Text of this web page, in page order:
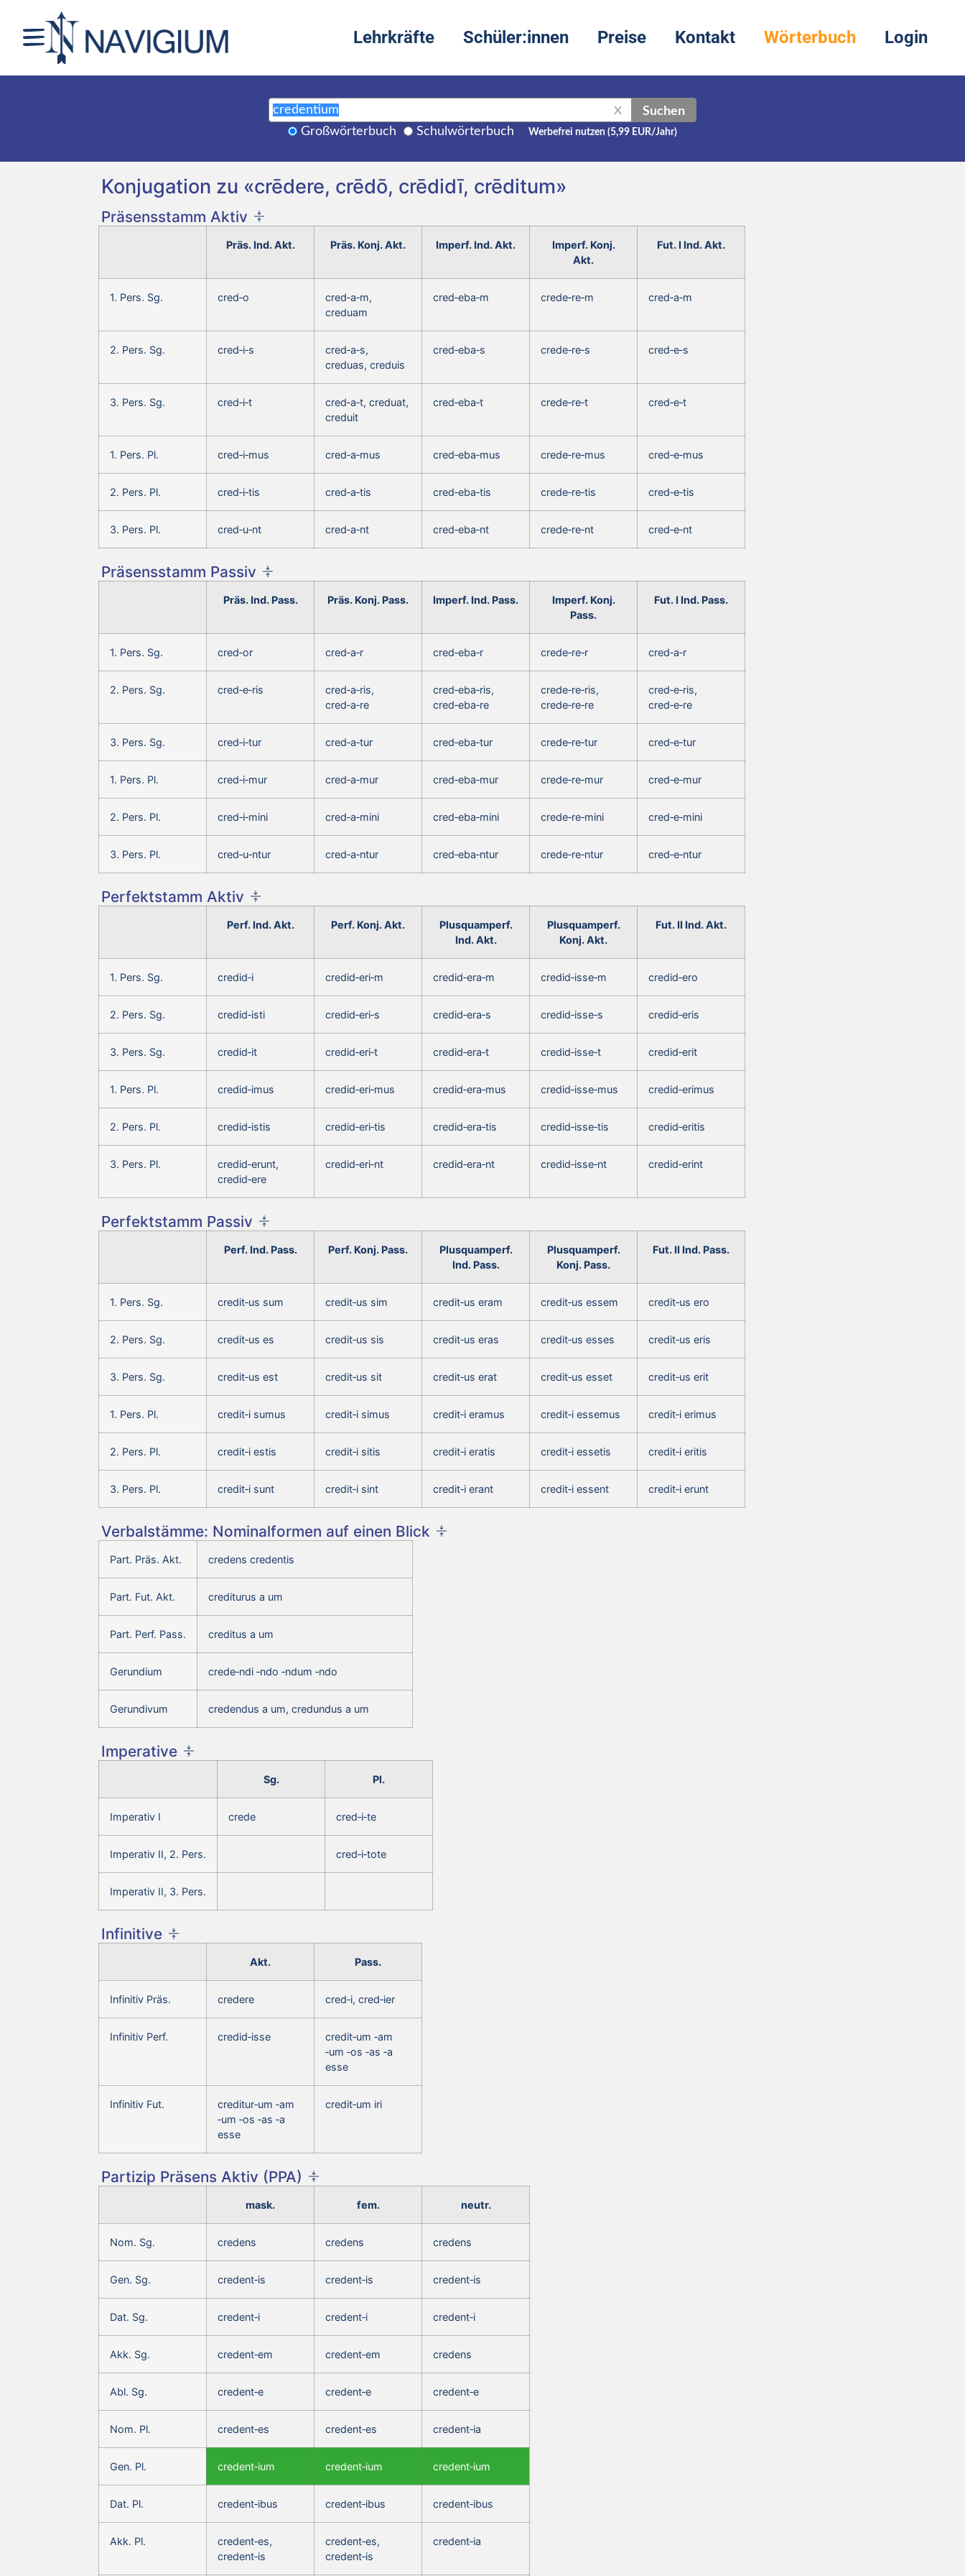
Lehrkräfte Schüler:innen Preise Kontakt Wörterbuch Login
X Suchen
Großwörterbuch Schulwörterbuch Werbefrei nutzen (5,99 EUR/Jahr)
Konjugation zu «crēdere, crēdō, crēdidī, crēditum»
Präsensstamm Aktiv
Präs. Ind. Akt. Präs. Konj. Akt. Imperf. Ind. Akt.
Imperf. Konj.
Akt.
Fut. I Ind. Akt.
1. Pers. Sg. cred‑o
cred‑a‑m,
creduam
cred‑eba‑m crede‑re‑m cred‑a‑m
2. Pers. Sg. cred‑i‑s
cred‑a‑s,
creduas, creduis
cred‑eba‑s crede‑re‑s cred‑e‑s
3. Pers. Sg. cred‑i‑t
cred‑a‑t, creduat,
creduit
cred‑eba‑t crede‑re‑t cred‑e‑t
1. Pers. Pl. cred‑i‑mus cred‑a‑mus cred‑eba‑mus crede‑re‑mus cred‑e‑mus
2. Pers. Pl. cred‑i‑tis cred‑a‑tis cred‑eba‑tis crede‑re‑tis cred‑e‑tis
3. Pers. Pl. cred‑u‑nt cred‑a‑nt cred‑eba‑nt crede‑re‑nt cred‑e‑nt
Präsensstamm Passiv
Präs. Ind. Pass. Präs. Konj. Pass. Imperf. Ind. Pass.
Imperf. Konj.
Pass.
Fut. I Ind. Pass.
1. Pers. Sg. cred‑or cred‑a‑r cred‑eba‑r crede‑re‑r cred‑a‑r
2. Pers. Sg. cred‑e‑ris
cred‑a‑ris,
cred‑a‑re
cred‑eba‑ris,
cred‑eba‑re
crede‑re‑ris,
crede‑re‑re
cred‑e‑ris,
cred‑e‑re
3. Pers. Sg. cred‑i‑tur cred‑a‑tur cred‑eba‑tur crede‑re‑tur cred‑e‑tur
1. Pers. Pl. cred‑i‑mur cred‑a‑mur cred‑eba‑mur crede‑re‑mur cred‑e‑mur
2. Pers. Pl. cred‑i‑mini cred‑a‑mini cred‑eba‑mini crede‑re‑mini cred‑e‑mini
3. Pers. Pl. cred‑u‑ntur cred‑a‑ntur cred‑eba‑ntur crede‑re‑ntur cred‑e‑ntur
Perfektstamm Aktiv
Perf. Ind. Akt. Perf. Konj. Akt.
Plusquamperf.
Ind. Akt.
Plusquamperf.
Konj. Akt.
Fut. II Ind. Akt.
1. Pers. Sg. credid‑i credid‑eri‑m credid‑era‑m credid‑isse‑m credid‑ero
2. Pers. Sg. credid‑isti credid‑eri‑s credid‑era‑s credid‑isse‑s credid‑eris
3. Pers. Sg. credid‑it credid‑eri‑t credid‑era‑t credid‑isse‑t credid‑erit
1. Pers. Pl. credid‑imus credid‑eri‑mus credid‑era‑mus credid‑isse‑mus credid‑erimus
2. Pers. Pl. credid‑istis credid‑eri‑tis credid‑era‑tis credid‑isse‑tis credid‑eritis
3. Pers. Pl.
credid‑erunt,
credid‑ere
credid‑eri‑nt credid‑era‑nt credid‑isse‑nt credid‑erint
Perfektstamm Passiv
Perf. Ind. Pass. Perf. Konj. Pass.
Plusquamperf.
Ind. Pass.
Plusquamperf.
Konj. Pass.
Fut. II Ind. Pass.
1. Pers. Sg. credit‑us sum credit‑us sim credit‑us eram credit‑us essem credit‑us ero
2. Pers. Sg. credit‑us es credit‑us sis credit‑us eras credit‑us esses credit‑us eris
3. Pers. Sg. credit‑us est credit‑us sit credit‑us erat credit‑us esset credit‑us erit
1. Pers. Pl. credit‑i sumus credit‑i simus credit‑i eramus credit‑i essemus credit‑i erimus
2. Pers. Pl. credit‑i estis credit‑i sitis credit‑i eratis credit‑i essetis credit‑i eritis
3. Pers. Pl. credit‑i sunt credit‑i sint credit‑i erant credit‑i essent credit‑i erunt
Verbalstämme: Nominalformen auf einen Blick
Part. Präs. Akt. credens credentis
Part. Fut. Akt. crediturus a um
Part. Perf. Pass. creditus a um
Gerundium crede‑ndi ‑ndo ‑ndum ‑ndo
Gerundivum credendus a um, credundus a um
Imperative
Sg. Pl.
Imperativ I crede cred‑i‑te
Imperativ II, 2. Pers. cred‑i‑tote
Imperativ II, 3. Pers.
Infinitive
Akt. Pass.
Infinitiv Präs. credere cred‑i, cred‑ier
Infinitiv Perf. credid‑isse
credit‑um ‑am
‑um ‑os ‑as ‑a
esse
Infinitiv Fut.
creditur‑um ‑am
‑um ‑os ‑as ‑a
esse
credit‑um iri
Partizip Präsens Aktiv (PPA)
mask. fem. neutr.
Nom. Sg. credens credens credens
Gen. Sg. credent‑is credent‑is credent‑is
Dat. Sg. credent‑i credent‑i credent‑i
Akk. Sg. credent‑em credent‑em credens
Abl. Sg. credent‑e credent‑e credent‑e
Nom. Pl. credent‑es credent‑es credent‑ia
Gen. Pl. credent‑ium credent‑ium credent‑ium
Dat. Pl. credent‑ibus credent‑ibus credent‑ibus
Akk. Pl.
credent‑es,
credent‑is
credent‑es,
credent‑is
credent‑ia